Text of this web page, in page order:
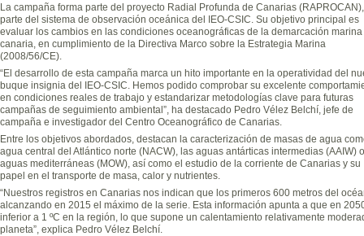
La campaña forma parte del proyecto Radial Profunda de Canarias (RAPROCAN),
parte del sistema de observación oceánica del IEO-CSIC. Su objetivo principal es
evaluar los cambios en las condiciones oceanográficas de la demarcación marina
canaria, en cumplimiento de la Directiva Marco sobre la Estrategia Marina
(2008/56/CE).
“El desarrollo de esta campaña marca un hito importante en la operatividad del
buque insignia del IEO-CSIC. Hemos podido comprobar su excelente
en condiciones reales de trabajo y estandarizar metodologías clave para futuras
campañas de seguimiento ambiental”, ha destacado Pedro Vélez Belchí, jefe de
campaña e investigador del Centro Oceanográfico de Canarias.
Entre los objetivos abordados, destacan la caracterización de masas de agua
agua central del Atlántico norte (NACW), las aguas antárticas intermedias (AAIW)
aguas mediterráneas (MOW), así como el estudio de la corriente de Canarias y su
papel en el transporte de masa, calor y nutrientes.
“Nuestros registros en Canarias nos indican que los primeros 600 metros del
alcanzando en 2015 el máximo de la serie. Esta información apunta a que en
inferior a 1 ºC en la región, lo que supone un calentamiento relativamente
planeta”, explica Pedro Vélez Belchí.